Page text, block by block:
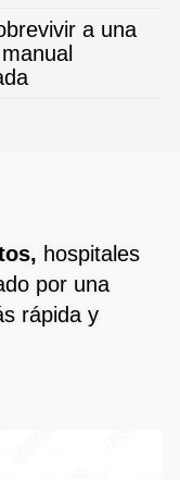
a una
hospitales
por una
rápida y